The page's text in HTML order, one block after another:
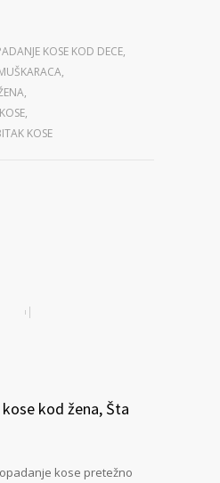
KOSE KOD DECE,
,
,
,
KOSE
kod žena, Šta
kose pretežno